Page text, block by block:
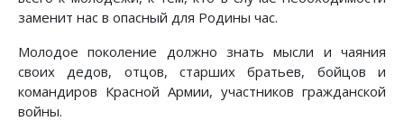
заменит нас в опасный для Родины час.
Молодое поколение должно знать мысли и чаяния
своих дедов, отцов, старших братьев, бойцов и
командиров Красной Армии, участников гражданской
войны.